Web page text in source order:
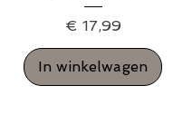
Prijs
€ 17,99
In winkelwagen